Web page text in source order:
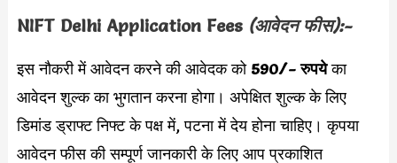
NIFT Delhi Application Fees (आवेदन फीस):-
इस नौकरी में आवेदन करने की आवेदक को 590/- रुपयेका
आवेदन शुल्क का भुगतान करना होगा। अपेक्षित शुल्क के लिए
डिमांड ड्राफ्ट निफ्ट के पक्ष में, पटना में देय होना चाहिए। कृपया
आवेदन फीस की सम्पूर्ण जानकारी के लिए आप प्रकाशित